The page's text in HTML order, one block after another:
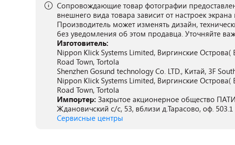
Сопровождающие товар фотографии
внешнего вида товара зависит от настроек
Производитель может изменять дизайн,
без уведомления об этом продавца. Уточняйте
Изготовитель:
Nippon Klick Systems Limited, Виргинские Острова(
Road Town, Tortola
Shenzhen Gosund technology Co. LTD., Китай, 3F
Nippon Klick Systems Limited, Виргинские Острова(
Road Town, Tortola
Импортер: Закрытое акционерное общество
Ждановичский с/с, 53, вблизи д.Тарасово, оф. 503.1
Сервисные центры